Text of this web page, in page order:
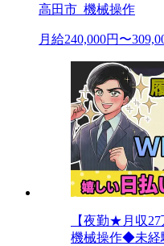
高田市_機械操作
月給240,000円〜
【夜勤★月収
機械操作◆未経